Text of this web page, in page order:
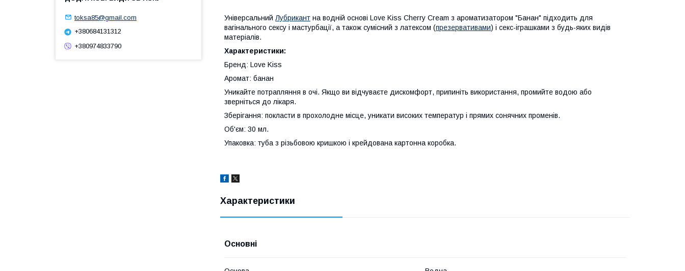
Універсальний Лубрикант на водній основі Love Kiss Cherry Cream з ароматизатором "Банан" підходить для
вагінального сексу і мастурбації, а також сумісний з латексом (презервативами) і секс-іграшками з будь-яких видів
матеріалів.
Характеристики:
Бренд: Love Kiss
Аромат: банан
Уникайте потрапляння в очі. Якщо ви відчуваєте дискомфорт, припиніть використання, промийте водою або
зверніться до лікаря.
Зберігання: покласти в прохолодне місце, уникати високих температур і прямих сонячних променів.
Об'єм: 30 мл.
Упаковка: туба з різьбовою кришкою і крейдована картонна коробка.
Характеристики
Основні
toksa85@gmail.com
+380684131312
+380974833790